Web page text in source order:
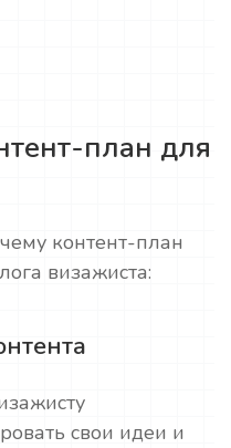
план для
контент-план
визажиста:
свои идеи и